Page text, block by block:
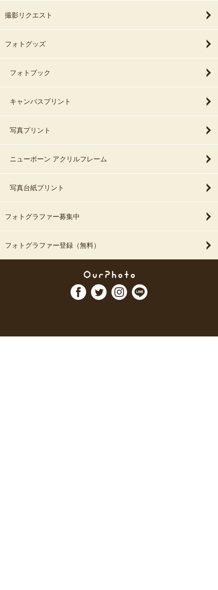
撮影リクエスト
フォトグッズ
フォトブック
キャンバスプリント
写真プリント
ニューボーン アクリルフレーム
写真台紙プリント
フォトグラファー募集中
フォトグラファー登録（無料）